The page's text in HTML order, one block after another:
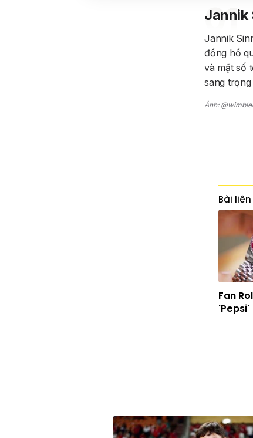
01
Jannik
Jannik
đồng hồ
và mặt số
sang
Ảnh:
Bài
Fan
'Pepsi'